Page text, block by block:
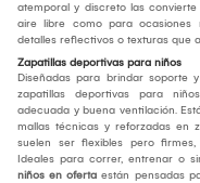
atemporal y discreto las
aire libre como para ocasiones
detalles reflectivos o texturas que
Zapatillas deportivas para niños
Diseñadas para brindar soporte
zapatillas deportivas para
adecuada y buena ventilación.
mallas técnicas y reforzadas en
suelen ser flexibles pero
Ideales para correr, entrenar o
niños en oferta están pensadas